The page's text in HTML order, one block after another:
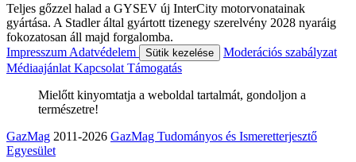
Teljes gőzzel halad a GYSEV új InterCity motorvonatainak
gyártása. A Stadler által gyártott tizenegy szerelvény 2028 nyaráig
fokozatosan áll majd forgalomba.
Impresszum Adatvédelem Sütik kezelése
Moderációs szabályzat
Médiaajánlat Kapcsolat Támogatás
Mielőtt kinyomtatja a weboldal tartalmát, gondoljon a
természetre!
GazMag 2011-2026 GazMag Tudományos és Ismeretterjesztő
Egyesület